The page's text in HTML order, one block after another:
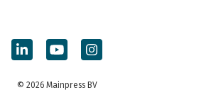
© 2026 Mainpress BV